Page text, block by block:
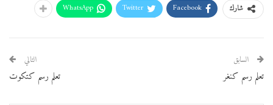
شارك Facebook
Twitter
WhatsApp
السابق
تعلم رسم كنغر
التالي
تعلم رسم كتكوت